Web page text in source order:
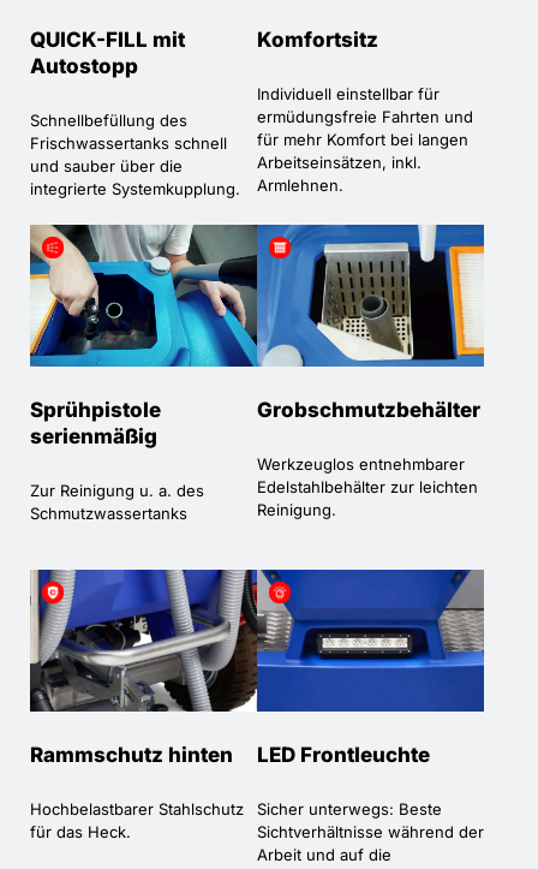
QUICK-FILL mit
Autostopp
Schnellbefüllung des
Frischwassertanks schnell
und sauber über die
integrierte Systemkupplung.
Komfortsitz
Individuell einstellbar für
ermüdungsfreie Fahrten und
für mehr Komfort bei langen
Arbeitseinsätzen, inkl.
Armlehnen.
Sprühpistole
serienmäßig
Zur Reinigung u. a. des
Schmutzwassertanks
Grobschmutzbehälter
Werkzeuglos entnehmbarer
Edelstahlbehälter zur leichten
Reinigung.
Rammschutz hinten
Hochbelastbarer Stahlschutz
für das Heck.
LED Frontleuchte
Sicher unterwegs: Beste
Sichtverhältnisse während der
Arbeit und auf die